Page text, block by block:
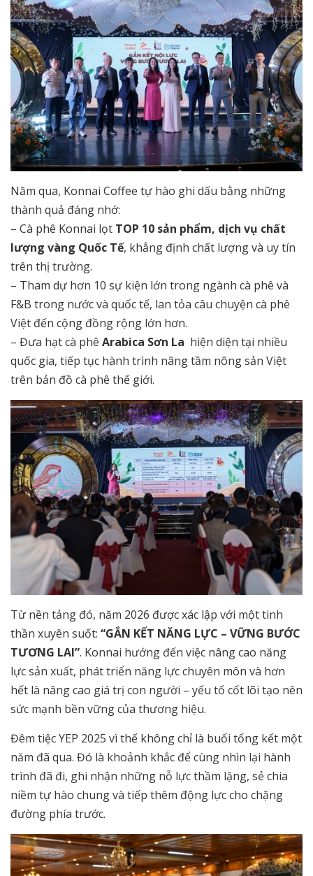
Năm qua, Konnai Coffee tự hào ghi dấu bằng những
thành quả đáng nhớ:
– Cà phê Konnai lọt TOP 10 sản phẩm, dịch vụ chất
lượng vàng Quốc Tế, khẳng định chất lượng và uy tín
trên thị trường.
– Tham dự hơn 10 sự kiện lớn trong ngành cà phê và
F&B trong nước và quốc tế, lan tỏa câu chuyện cà phê
Việt đến cộng đồng rộng lớn hơn.
– Đưa hạt cà phê Arabica Sơn La hiện diện tại nhiều
quốc gia, tiếp tục hành trình nâng tầm nông sản Việt
trên bản đồ cà phê thế giới.
Từ nền tảng đó, năm 2026 được xác lập với một tinh
thần xuyên suốt: “GẮN KẾT NĂNG LỰC – VỮNG BƯỚC
TƯƠNG LAI”. Konnai hướng đến việc nâng cao năng
lực sản xuất, phát triển năng lực chuyên môn và hơn
hết là nâng cao giá trị con người – yếu tố cốt lõi tạo nên
sức mạnh bền vững của thương hiệu.
Đêm tiệc YEP 2025 vì thế không chỉ là buổi tổng kết một
năm đã qua. Đó là khoảnh khắc để cùng nhìn lại hành
trình đã đi, ghi nhận những nỗ lực thầm lặng, sẻ chia
niềm tự hào chung và tiếp thêm động lực cho chặng
đường phía trước.